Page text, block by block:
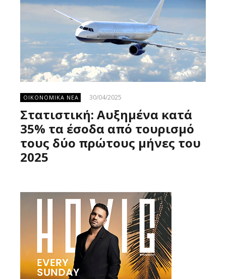
ΟΙΚΟΝΟΜΙΚΑ ΝΕΑ 30/04/2025
Στατιστική: Αυξημένα κατά
35% τα έσοδα από τουρισμό
τους δύο πρώτους μήνες του
2025